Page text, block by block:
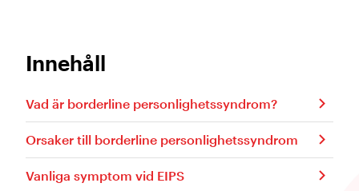
Innehåll
Vad är borderline personlighetssyndrom?
Orsaker till borderline personlighetssyndrom
Vanliga symptom vid EIPS